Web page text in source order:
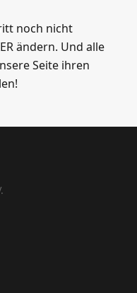
noch nicht
ändern. Und alle
Seite ihren